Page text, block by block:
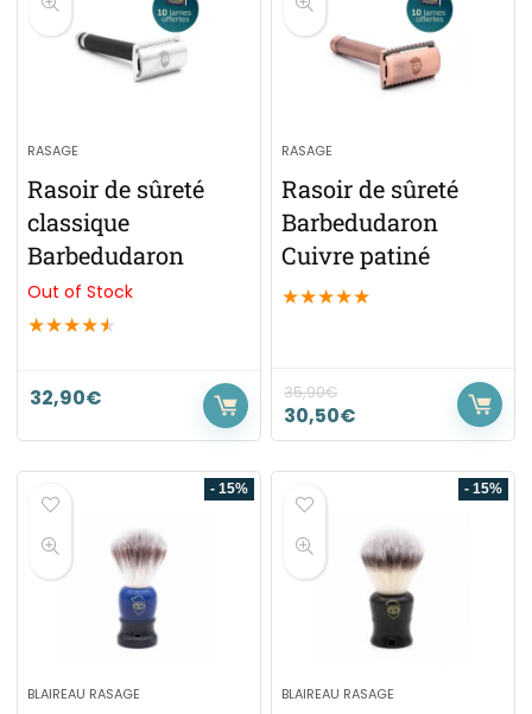
RASAGE
Rasoir de sûreté
classique
Barbedudaron
Out of Stock
★★★★★
32,90€
RASAGE
Rasoir de sûreté
Barbedudaron
Cuivre patiné
★★★★★
35,90€
30,50€
- 15%
BLAIREAU RASAGE
- 15%
BLAIREAU RASAGE